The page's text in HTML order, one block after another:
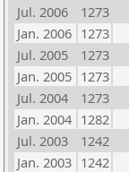
Jul. 2006
1273
Jan. 2006 1273
Jul. 2005
1273
Jan. 2005 1273
Jul. 2004
1273
Jan. 2004 1282
Jul. 2003
1242
Jan. 2003 1242